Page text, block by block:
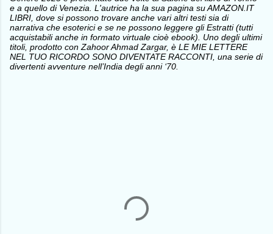
e a quello di Venezia. L'autrice ha la sua pagina su AMAZON.IT
LIBRI, dove si possono trovare anche vari altri testi sia di
narrativa che esoterici e se ne possono leggere gli Estratti (tutti
acquistabili anche in formato virtuale cioè ebook). Uno degli ultimi
titoli, prodotto con Zahoor Ahmad Zargar, è LE MIE LETTERE
NEL TUO RICORDO SONO DIVENTATE RACCONTI, una serie di
divertenti avventure nell’India degli anni ‘70.